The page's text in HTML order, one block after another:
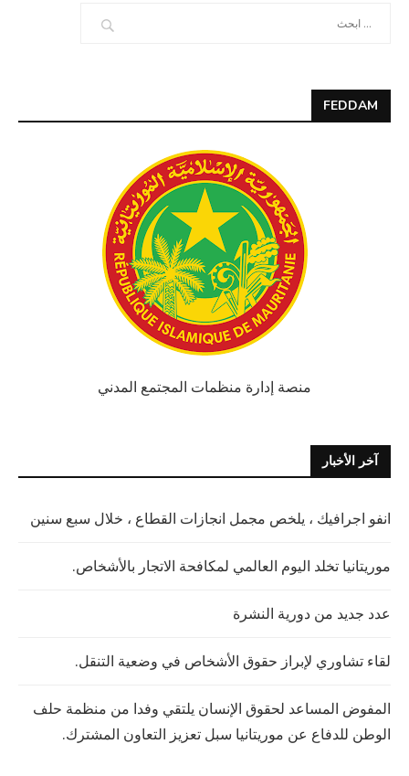
FEDDAM
منصة إدارة منظمات المجتمع المدني
آخر الأخبار
انفو اجرافيك ، يلخص مجمل انجازات القطاع ، خلال سبع سنين
موريتانيا تخلد اليوم العالمي لمكافحة الاتجار بالأشخاص.
عدد جديد من دورية النشرة
لقاء تشاوري لإبراز حقوق الأشخاص في وضعية التنقل.
المفوض المساعد لحقوق الإنسان يلتقي وفدا من منظمة حلف
الوطن للدفاع عن موريتانيا سبل تعزيز التعاون المشترك.